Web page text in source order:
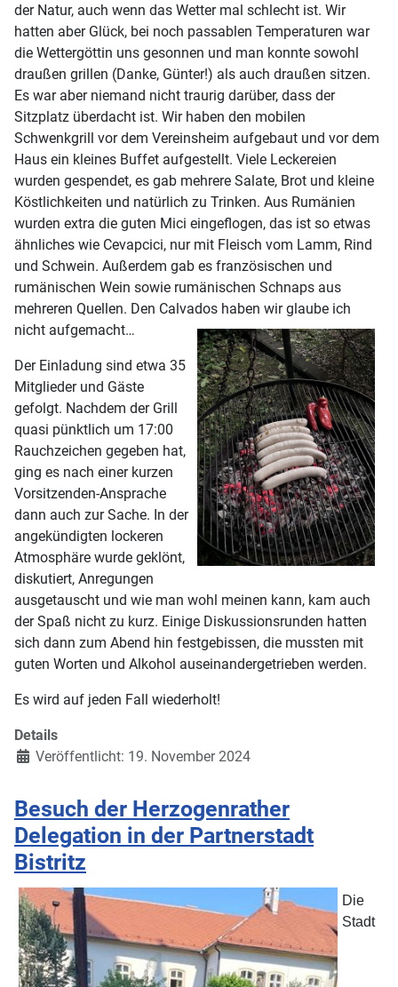
der Natur, auch wenn das Wetter mal schlecht ist. Wir
hatten aber Glück, bei noch passablen Temperaturen war
die Wettergöttin uns gesonnen und man konnte sowohl
draußen grillen (Danke, Günter!) als auch draußen sitzen.
Es war aber niemand nicht traurig darüber, dass der
Sitzplatz überdacht ist. Wir haben den mobilen
Schwenkgrill vor dem Vereinsheim aufgebaut und vor dem
Haus ein kleines Buffet aufgestellt. Viele Leckereien
wurden gespendet, es gab mehrere Salate, Brot und kleine
Köstlichkeiten und natürlich zu Trinken. Aus Rumänien
wurden extra die guten Mici eingeflogen, das ist so etwas
ähnliches wie Cevapcici, nur mit Fleisch vom Lamm, Rind
und Schwein. Außerdem gab es französischen und
rumänischen Wein sowie rumänischen Schnaps aus
mehreren Quellen. Den Calvados haben wir glaube ich
nicht aufgemacht…
Der Einladung sind etwa 35
Mitglieder und Gäste
gefolgt. Nachdem der Grill
quasi pünktlich um 17:00
Rauchzeichen gegeben hat,
ging es nach einer kurzen
Vorsitzenden-Ansprache
dann auch zur Sache. In der
angekündigten lockeren
Atmosphäre wurde geklönt,
diskutiert, Anregungen
ausgetauscht und wie man wohl meinen kann, kam auch
der Spaß nicht zu kurz. Einige Diskussionsrunden hatten
sich dann zum Abend hin festgebissen, die mussten mit
guten Worten und Alkohol auseinandergetrieben werden.
Es wird auf jeden Fall wiederholt!
Details
Veröffentlicht: 19. November 2024
Besuch der Herzogenrather
Delegation in der Partnerstadt
Bistritz
Die
Stadt